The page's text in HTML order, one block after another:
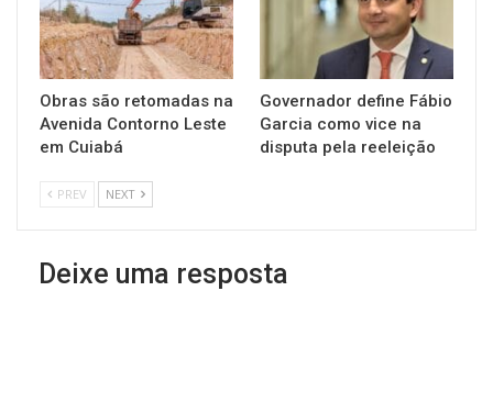
Obras são retomadas na
Avenida Contorno Leste
em Cuiabá
Governador define Fábio
Garcia como vice na
disputa pela reeleição
PREV NEXT
Deixe uma resposta